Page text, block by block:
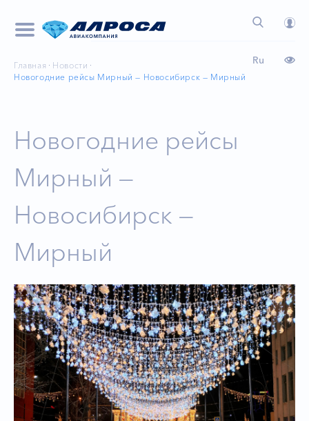
Ru
Главная
Новости
Новогодние рейсы Мирный — Новосибирск — Мирный
Новогодние рейсы
Мирный —
Новосибирск —
Мирный